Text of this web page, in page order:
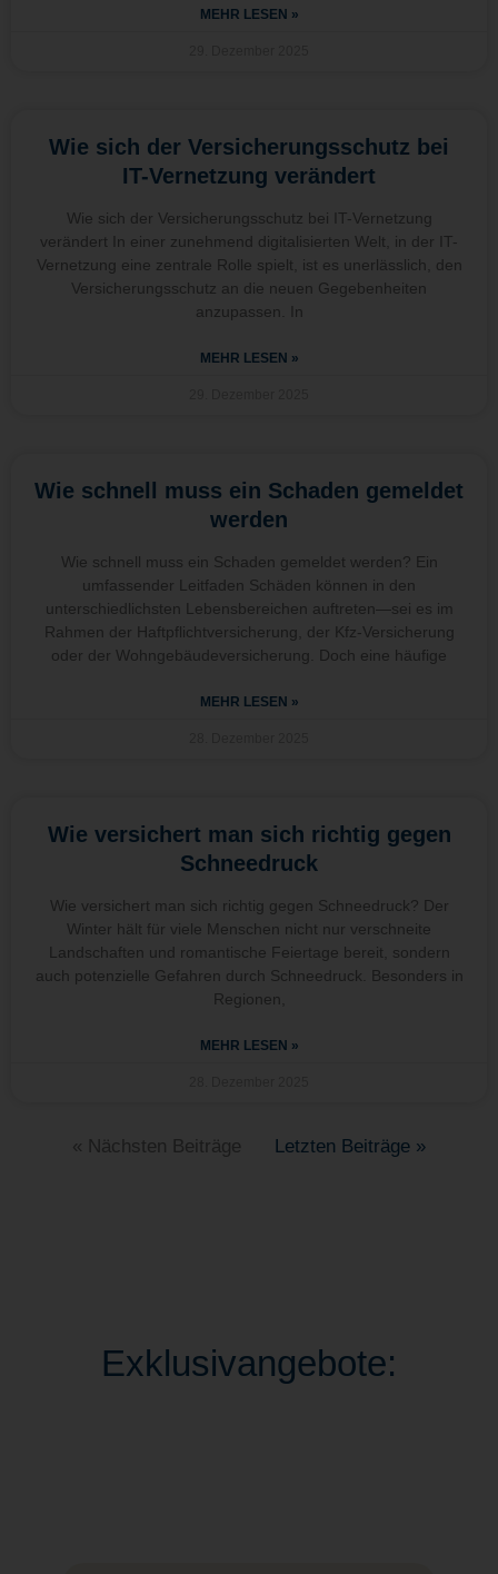
MEHR LESEN »
Wie sich der Versicherungsschutz bei
IT-Vernetzung verändert
Wie sich der Versicherungsschutz bei IT-Vernetzung
verändert In einer zunehmend digitalisierten Welt, in der IT-
Vernetzung eine zentrale Rolle spielt, ist es unerlässlich, den
Versicherungsschutz an die neuen Gegebenheiten
anzupassen. In
MEHR LESEN »
Wie schnell muss ein Schaden gemeldet
werden
Wie schnell muss ein Schaden gemeldet werden? Ein
umfassender Leitfaden Schäden können in den
unterschiedlichsten Lebensbereichen auftreten—sei es im
Rahmen der Haftpflichtversicherung, der Kfz-Versicherung
oder der Wohngebäudeversicherung. Doch eine häufige
MEHR LESEN »
Wie versichert man sich richtig gegen
Schneedruck
Wie versichert man sich richtig gegen Schneedruck? Der
Winter hält für viele Menschen nicht nur verschneite
Landschaften und romantische Feiertage bereit, sondern
auch potenzielle Gefahren durch Schneedruck. Besonders in
Regionen,
MEHR LESEN »
« Nächsten Beiträge Letzten Beiträge »
Exklusivangebote: